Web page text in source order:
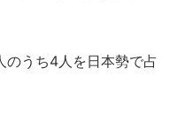
のうち4人を日本勢で占